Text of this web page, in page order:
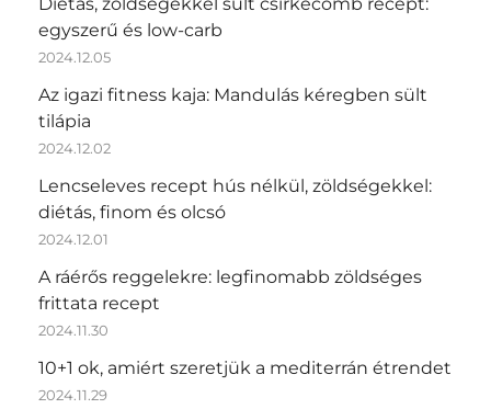
egyszerű és low-carb
2024.12.05
Az igazi fitness kaja: Mandulás kéregben sült
tilápia
2024.12.02
Lencseleves recept hús nélkül, zöldségekkel:
diétás, finom és olcsó
2024.12.01
A ráérős reggelekre: legfinomabb zöldséges
frittata recept
2024.11.30
10+1 ok, amiért szeretjük a mediterrán étrendet
2024.11.29